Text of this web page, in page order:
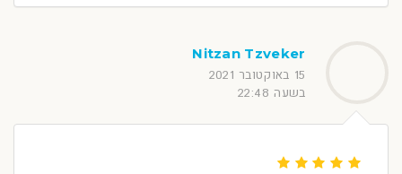
Nitzan Tzveker
15 באוקטובר 2021
בשעה 22:48